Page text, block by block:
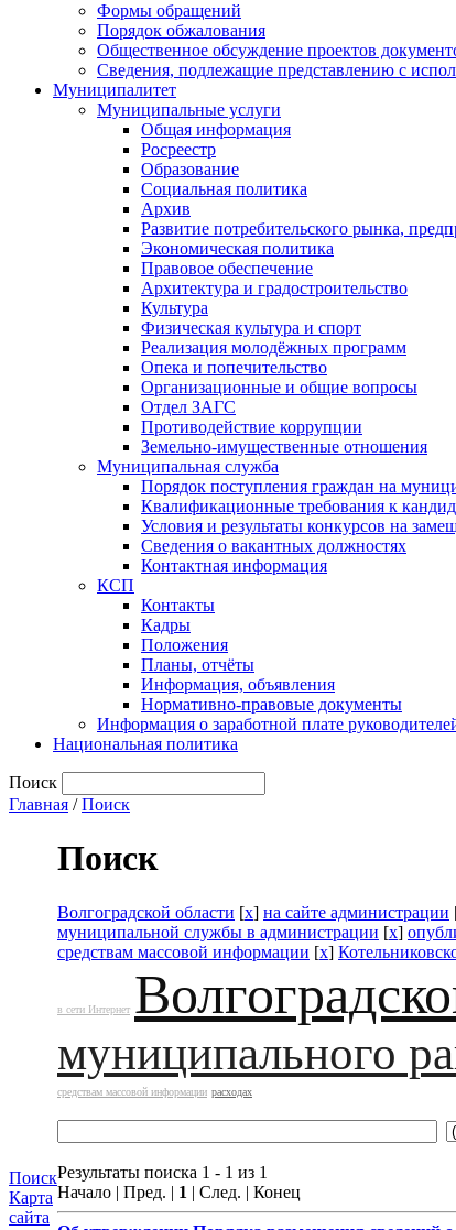
Формы обращений
Порядок обжалования
Общественное обсуждение проектов
Сведения, подлежащие представлению с
Муниципалитет
Муниципальные услуги
Общая информация
Росреестр
Образование
Социальная политика
Архив
Развитие потребительского рынка,
Экономическая политика
Правовое обеспечение
Архитектура и градостроительство
Культура
Физическая культура и спорт
Реализация молодёжных программ
Опека и попечительство
Организационные и общие вопросы
Отдел ЗАГС
Противодействие коррупции
Земельно-имущественные отношения
Муниципальная служба
Порядок поступления граждан на
Квалификационные требования к
Условия и результаты конкурсов на
Сведения о вакантных должностях
Контактная информация
КСП
Контакты
Кадры
Положения
Планы, отчёты
Информация, объявления
Нормативно-правовые документы
Информация о заработной плате
Национальная политика
Поиск
Главная /Поиск
Поиск
Карта
сайта
Поиск
Волгоградской области [x] на сайте администрации
муниципальной службы в администрации [x]
средствам массовой информации [x]
в сети Интернет
муниципального
средствам массовой информации расходах
Результаты поиска 1 - 1 из 1
Начало | Пред. | 1 | След. | Конец